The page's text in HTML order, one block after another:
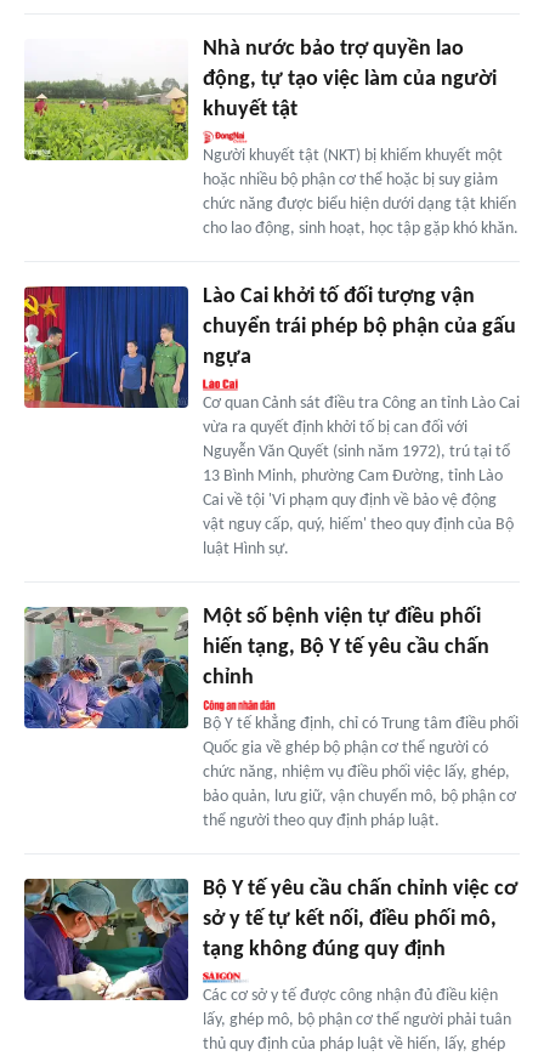
Nhà nước bảo trợ quyền lao
động, tự tạo việc làm của người
khuyết tật
Người khuyết tật (NKT) bị khiếm khuyết một
hoặc nhiều bộ phận cơ thể hoặc bị suy giảm
chức năng được biểu hiện dưới dạng tật khiến
cho lao động, sinh hoạt, học tập gặp khó khăn.
Lào Cai khởi tố đối tượng vận
chuyển trái phép bộ phận của gấu
ngựa
Cơ quan Cảnh sát điều tra Công an tỉnh Lào Cai
vừa ra quyết định khởi tố bị can đối với
Nguyễn Văn Quyết (sinh năm 1972), trú tại tổ
13 Bình Minh, phường Cam Đường, tỉnh Lào
Cai về tội 'Vi phạm quy định về bảo vệ động
vật nguy cấp, quý, hiếm' theo quy định của Bộ
luật Hình sự.
Một số bệnh viện tự điều phối
hiến tạng, Bộ Y tế yêu cầu chấn
chỉnh
Bộ Y tế khẳng định, chỉ có Trung tâm điều phối
Quốc gia về ghép bộ phận cơ thể người có
chức năng, nhiệm vụ điều phối việc lấy, ghép,
bảo quản, lưu giữ, vận chuyển mô, bộ phận cơ
thể người theo quy định pháp luật.
Bộ Y tế yêu cầu chấn chỉnh việc cơ
sở y tế tự kết nối, điều phối mô,
tạng không đúng quy định
Các cơ sở y tế được công nhận đủ điều kiện
lấy, ghép mô, bộ phận cơ thể người phải tuân
thủ quy định của pháp luật về hiến, lấy, ghép